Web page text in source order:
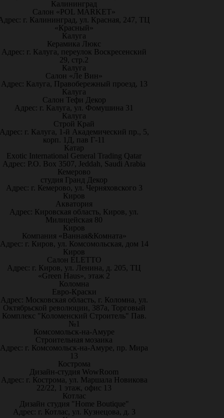
Калининград
Салон «POL MARKET»
г. Калининград, ул. Красная, 247, ТЦ
«Красный»
Калуга
Керамика Люкс
Адрес: г. Калуга, переулок Воскресенский
29, стр.2
Калуга
Салон «Ле Вин»
Адрес: Калуга, Правобережный проезд, 13
Калуга
Салон Тефи Декор
Адрес: г. Калуга, ул. Фомушина 31
Калуга
Строй Край
г. Калуга, 1-й Академический пр., 5,
корп. 1Д, пав Г-11
Катар
Exotic International General Trading Qatar
Адрес: P.O. Box 3507, Jeddah, Saudi Arabia
Кемерово
студия Гранд Декор
Адрес: г. Кемерово, ул. Черняховского 3
Киров
Акватория
Адрес: Кировская область, Киров, ул.
Милицейская 80
Киров
Компания «Ванная&Комната»
Адрес: г. Киров, ул. Комсомольская, дом 14
Киров
Салон ELETTO
Адрес: г. Киров, ул. Ленина, д. 205, ТЦ
«Green Haus», этаж 2
Коломна
Евро-Краски
Адрес: Московская область, г. Коломна, ул.
Октябрьской революции, 387а, Торговый
Комплекс "Коломенский Строитель" Пав.
№1
Комсомольск-на-Амуре
Строительная мозаика
Адрес: г. Комсомольск-на-Амуре, пр. Мира
13
Кострома
Дизайн-студия WowRoom
Адрес: г. Кострома, ул. Маршала Новикова
22/22, 1 этаж, офис 13
Котлас
Дизайн студия "Home Boutique"
Адрес: г. Котлас, ул. Кузнецова, д. 3